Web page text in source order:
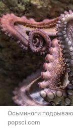
Осьминоги
popsci.com